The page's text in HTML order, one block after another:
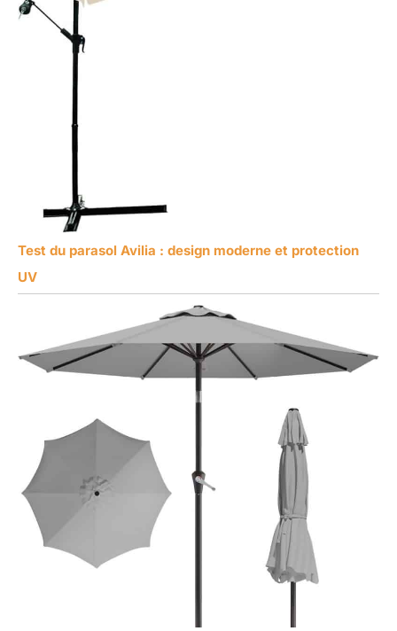
Test du parasol Avilia : design moderne et protection
UV